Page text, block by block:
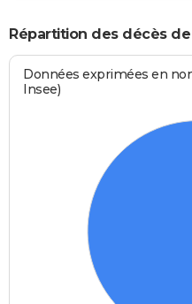
Répartition des décès de
Données exprimées en
Insee)